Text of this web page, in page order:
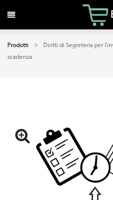
Attiva / disattiva la navigazione
Prodotti
Diritti di Segreteria per
scadenza